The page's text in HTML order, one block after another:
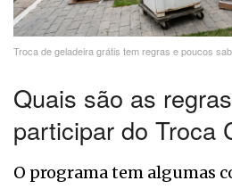
Troca de geladeira grátis tem regras e poucos
Quais são as
participar do Troca
O programa tem algumas